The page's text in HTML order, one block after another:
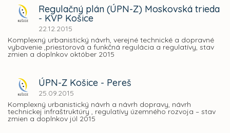
Regulačný plán (ÚPN-Z) Moskovská trieda
- KVP Košice
22.12.2015
Komplexný urbanistický návrh, verejné technické a dopravné
vybavenie ,priestorová a funkčná regulácia a regulatívy, stav
zmien a doplnkov október 2015
ÚPN-Z Košice - Pereš
25.09.2015
Komplexný urbanistický návrh a návrh dopravy, návrh
technickej infraštruktúry , regulatívy územného rozvoja – stav
zmien a doplnkov júl 2015